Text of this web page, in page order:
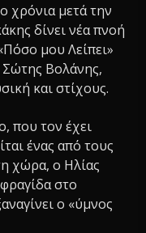
χρόνια μετά την
δίνει νέα πνοή
μου Λείπει»
Σώτης Βολάνης,
και στίχους.
που τον έχει
ένας από τους
χώρα, ο Ηλίας
στο
ο «ύμνος